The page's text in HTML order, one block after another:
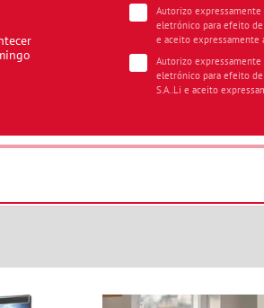
Autorizo
eletrónico para efeito
e aceito expressamente
Autorizo
eletrónico para efeito
S.A..Li e aceito